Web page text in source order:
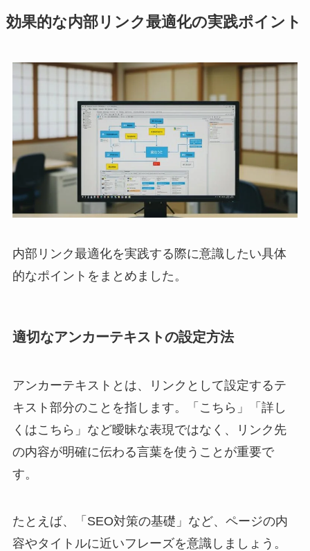
効果的な内部リンク最適化の実践ポイント
内部リンク最適化を実践する際に意識したい具体
的なポイントをまとめました。
適切なアンカーテキストの設定方法
アンカーテキストとは、リンクとして設定するテ
キスト部分のことを指します。「こちら」「詳し
くはこちら」など曖昧な表現ではなく、リンク先
の内容が明確に伝わる言葉を使うことが重要で
す。
たとえば、「SEO対策の基礎」など、ページの内
容やタイトルに近いフレーズを意識しましょう。